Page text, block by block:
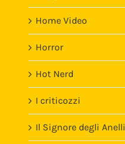
Home Video
Horror
Hot Nerd
I criticozzi
Il Signore degli Anelli